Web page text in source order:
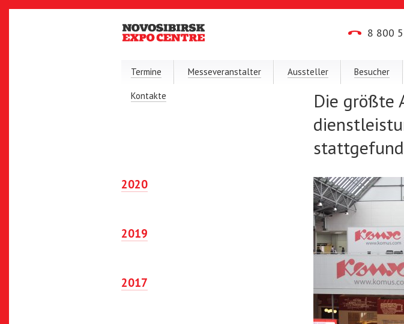
8 800
Termine Messeveranstalter Aussteller Besucher
Kontakte
Die größte
2020
2019
2017